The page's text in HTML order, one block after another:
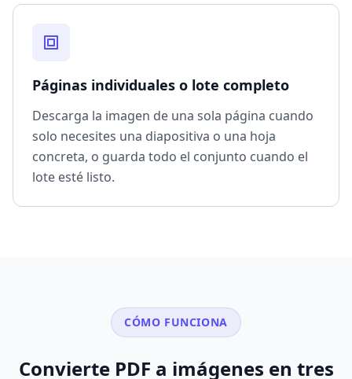
Páginas individuales o lote completo
Descarga la imagen de una sola página cuando
solo necesites una diapositiva o una hoja
concreta, o guarda todo el conjunto cuando el
lote esté listo.
CÓMO FUNCIONA
Convierte PDF a imágenes en tres